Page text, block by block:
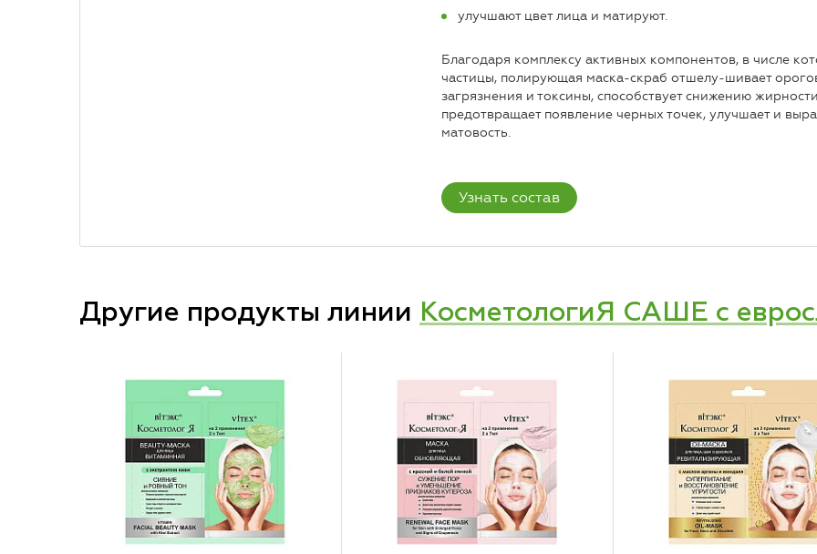
улучшают цвет лица и матируют.
Благодаря комплексу активных компонентов, в числе
частицы, полирующая маска-скраб отшелу-шивает
загрязнения и токсины, способствует снижению
предотвращает появление черных точек, улучшает и
матовость.
Узнать состав
Другие продукты линии КосметологиЯ САШЕ с